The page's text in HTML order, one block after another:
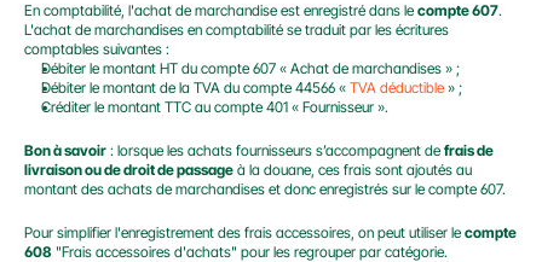
En comptabilité, l'achat de marchandise est enregistré dans le compte 607.
L'achat de marchandises en comptabilité se traduit par les écritures
comptables suivantes :
Débiter le montant HT du compte 607 « Achat de marchandises » ;
Débiter le montant de la TVA du compte 44566 « TVA déductible » ;
Créditer le montant TTC au compte 401 « Fournisseur ».
Bon à savoir : lorsque les achats fournisseurs s’accompagnent de frais de
livraison ou de droit de passage à la douane, ces frais sont ajoutés au
montant des achats de marchandises et donc enregistrés sur le compte 607.
Pour simplifier l'enregistrement des frais accessoires, on peut utiliser le compte
608 "Frais accessoires d'achats" pour les regrouper par catégorie.